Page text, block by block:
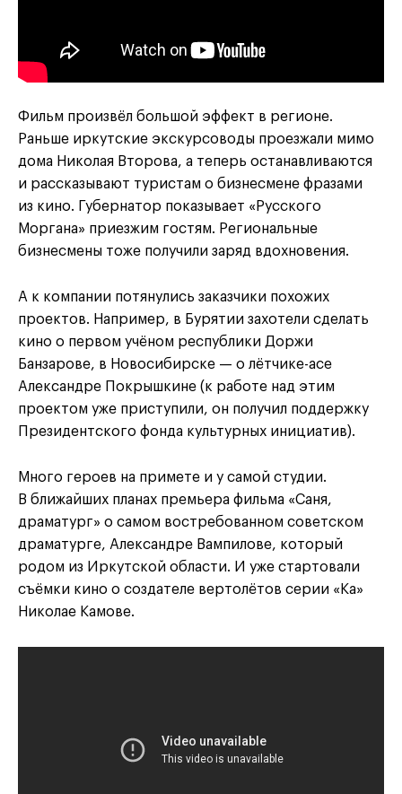
Фильм произвёл большой эффект в регионе.
Раньше иркутские экскурсоводы проезжали мимо
дома Николая Второва, а теперь останавливаются
и рассказывают туристам о бизнесмене фразами
из кино. Губернатор показывает «Русского
Моргана» приезжим гостям. Региональные
бизнесмены тоже получили заряд вдохновения.
А к компании потянулись заказчики похожих
проектов. Например, в Бурятии захотели сделать
кино о первом учёном республики Доржи
Банзарове, в Новосибирске — о лётчике-асе
Александре Покрышкине (к работе над этим
проектом уже приступили, он получил поддержку
Президентского фонда культурных инициатив).
Много героев на примете и у самой студии.
В ближайших планах премьера фильма «Саня,
драматург» о самом востребованном советском
драматурге, Александре Вампилове, который
родом из Иркутской области. И уже стартовали
съёмки кино о создателе вертолётов серии «Ка»
Николае Камове.